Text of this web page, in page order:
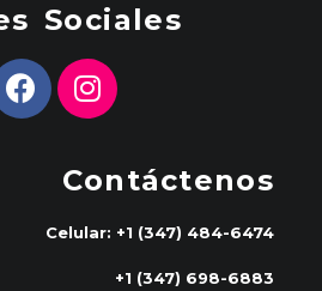
Sociales
Contáctenos
Celular: +1 (347) 484-6474
+1 (347) 698-6883